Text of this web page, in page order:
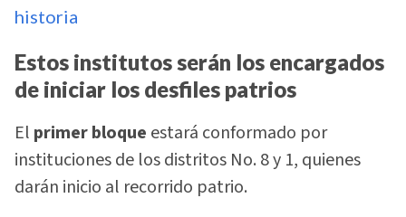
historia
Estos institutos serán los encargados
de iniciar los desfiles patrios
El primer bloque estará conformado por
instituciones de los distritos No. 8 y 1, quienes
darán inicio al recorrido patrio.